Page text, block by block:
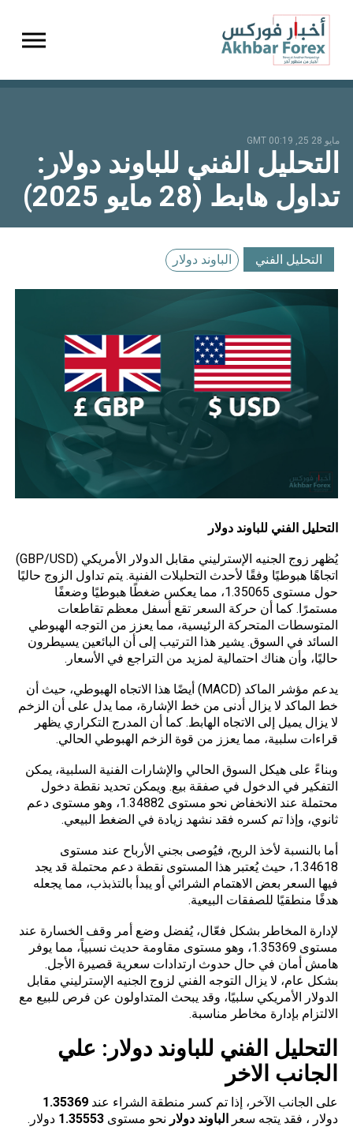
مايو 28 25, 00:19 GMT
التحليل الفني للباوند دولار:
تداول هابط (28 مايو 2025)
التحليل الفني الباوند دولار
التحليل الفني للباوند دولار
يُظهر زوج الجنيه الإسترليني مقابل الدولار الأمريكي (GBP/USD)
اتجاهًا هبوطيًا وفقًا لأحدث التحليلات الفنية. يتمتداول الزوج حاليًا
حول مستوى 1.35065، مما يعكس ضغطًا هبوطيًا وضعفًا
مستمرًا. كما أن حركة السعر تقع أسفل معظم تقاطعات
المتوسطات المتحركة الرئيسية، مما يعزز من التوجه الهبوطي
السائد في السوق. يشير هذا الترتيب إلى أن البائعين يسيطرون
حاليًا، وأن هناك احتمالية لمزيد من التراجع في الأسعار.
يدعم مؤشر الماكد (MACD) أيضًا هذا الاتجاه الهبوطي، حيث أن
خط الماكد لا يزال أدنى من خط الإشارة، مما يدل على أن الزخم
لا يزال يميل إلى الاتجاه الهابط. كما أن المدرج التكراري يظهر
قراءات سلبية، مما يعزز من قوة الزخم الهبوطي الحالي.
وبناءً على هيكل السوق الحالي والإشارات الفنية السلبية، يمكن
التفكير في الدخول في صفقة بيع. ويمكن تحديد نقطة دخول
محتملة عند الانخفاض نحو مستوى 1.34882، وهو مستوى دعم
ثانوي، وإذا تم كسره فقد نشهد زيادة في الضغط البيعي.
أما بالنسبة لأخذ الربح، فيُوصى بجني الأرباح عند مستوى
1.34618، حيث يُعتبر هذا المستوى نقطة دعم محتملة قد يجد
فيها السعر بعض الاهتمام الشرائي أو يبدأ بالتذبذب، مما يجعله
هدفًا منطقيًا للصفقات البيعية.
لإدارة المخاطر بشكل فعّال، يُفضل وضع أمر وقف الخسارة عند
مستوى 1.35369، وهو مستوى مقاومة حديث نسبياً، مما يوفر
هامش أمان في حال حدوث ارتدادات سعرية قصيرة الأجل.
بشكل عام، لا يزال التوجه الفني لزوج الجنيه الإسترليني مقابل
الدولار الأمريكي سلبيًا، وقد يبحث المتداولون عن فرص للبيع مع
الالتزام بإدارة مخاطر مناسبة.
التحليل الفني للباوند دولار: علي
الجانب الاخر
على الجانب الآخر، إذا تم كسر منطقة الشراء عند 1.35369
دولار ، فقد يتجه سعرالباوند دولار نحو مستوى1.35553 دولار.